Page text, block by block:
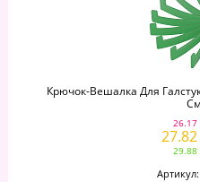
Крючок-Вешалка Для
26.17
29.88
Артикул: